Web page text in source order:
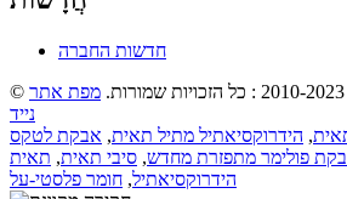
חדשות החברה
מפת אתר
נייד
, הידרוקסיאתיל מתיל תאית, אבקת לטקס
פולימר מתפזרת מחדש, סיבי תאית, תאית
הידרוקסיאתיל, חומר פלסטי-על